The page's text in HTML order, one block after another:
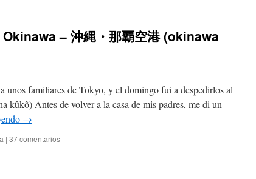
– 沖縄・那覇空港 (okinawa
unos familiares de Tokyo, y el domingo fui a despedirlos al
kûkô) Antes de volver a la casa de mis padres, me di un
→
| 37 comentarios